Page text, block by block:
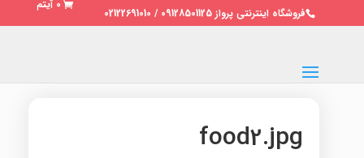
فروشگاه اینترنتی پرواز 09128501125 / 02122691010
0 آیتم
food2.jpg